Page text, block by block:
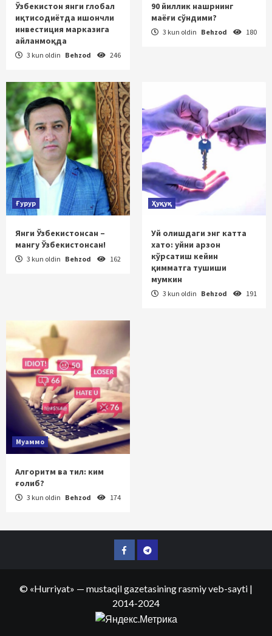
Ўзбекистон янги глобал
иқтисодиётда ишончли
инвестиция марказига
айланмоқда
3 kun oldin Behzod 246
90 йиллик нашрнинг
маёғи сўндими?
3 kun oldin Behzod 180
Ғурур
Янги Ўзбекистонсан –
мангу Ўзбекистонсан!
3 kun oldin Behzod 162
Ҳуқуқ
Уй олишдаги энг катта
хато: уйни арзон
кўрсатиш кейин
қимматга тушиши
мумкин
3 kun oldin Behzod 191
Муаммо
Алгоритм ва тил: ким
ғолиб?
3 kun oldin Behzod 174
FacebookTelegram
© «Hurriyat» — mustaqil gazetasining rasmiy veb-sayti |
2014-2024